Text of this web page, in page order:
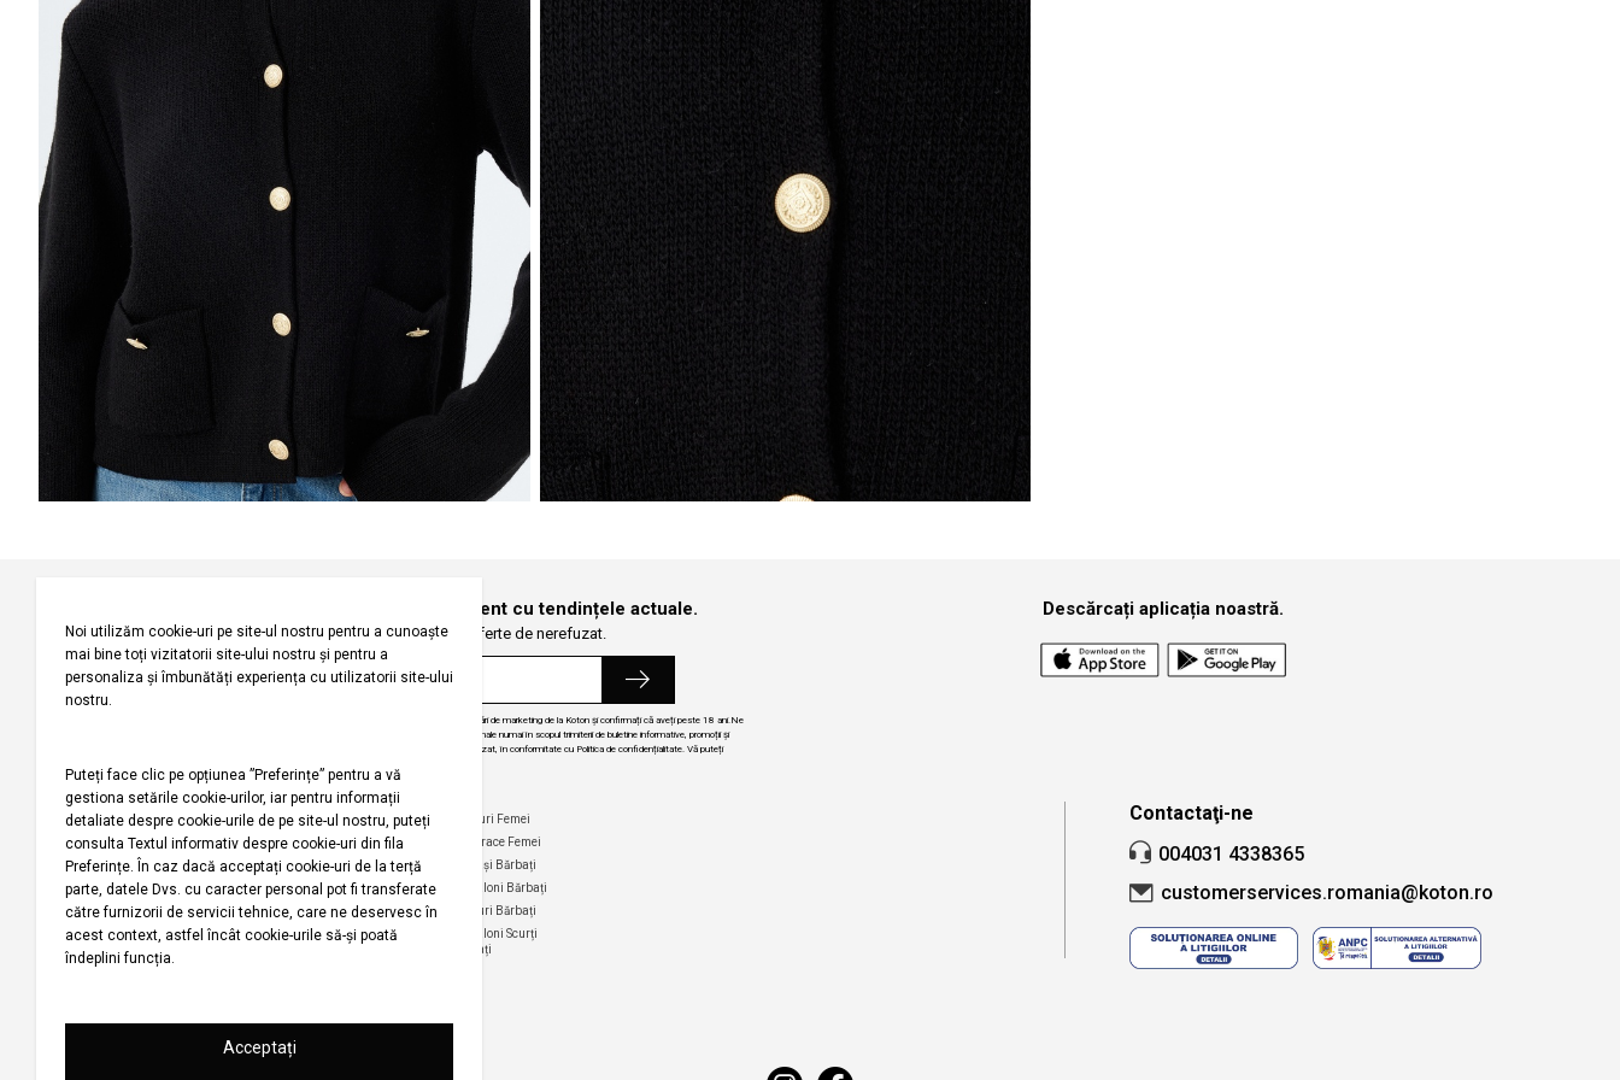
Înregistrați-vă pentru a fi la curent cu tendințele actuale.
Fiți primii care primesc oferte de nerefuzat.
Prin abonarea la buletinul nostru informativ, sunteți de acord să primiți comunicări de marketing de la Koton și confirmați că aveți peste 18 ani.Ne
angajăm să vă protejăm confidențialitatea și vom folosi informațiile dvs. personale numai în scopul trimiterii de buletine informative, promoții și
actualizări despre produsele și serviciile noastre, să vă oferim conținut personalizat, în conformitate cu Politica de confidențialitate. Vă puteți
Descărcați aplicația noastră.
Companie
Despre noi
Politica
privind
utilizarea
modulelor de
tip cookie
Termeni și
condiții
campanie
Ajutor
Întrebări frecvente
Politica de Anulare și
Urmărirea comenzii
fără înregistrare
Politica de
Categorii Populare
Rochii Femei
Tricouri Femei
Cămăși Femei
Pantaloni Femei
Fuste Femei
Maiouri Femei
Hanorace Femei
Cămași Bărbați
Pantaloni Bărbați
Tricouri Bărbați
Pantaloni Scurți
Bărbați
Contactaţi-ne
004031 4338365
customerservices.romania@koton.ro
Continuă cumpărăturile